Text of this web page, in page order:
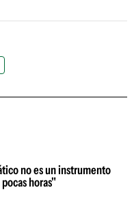
no es un instrumento
horas"